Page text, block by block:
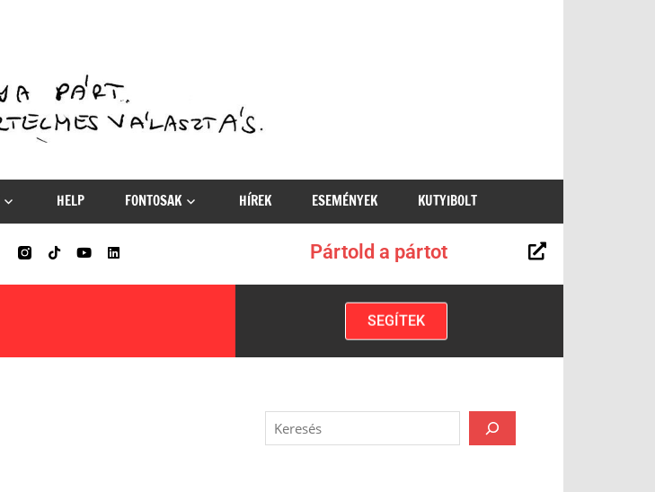
HELP FONTOSAK HÍREK ESEMÉNYEK KUTYIBOLT
Pártold a pártot
SEGÍTEK